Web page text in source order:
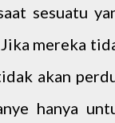
sesuatu
mereka
akan
hanya